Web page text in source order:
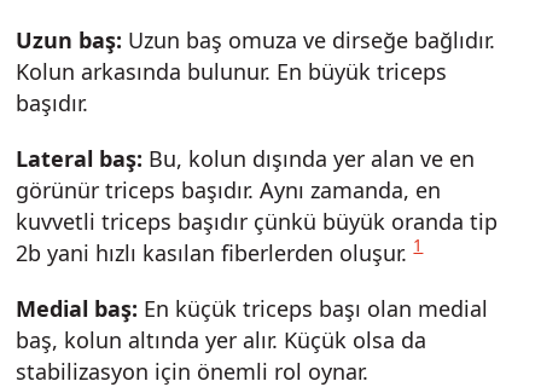
Uzun baş: Uzun baş omuza ve dirseğe bağlıdır.
Kolun arkasında bulunur. En büyük triceps
başıdır.
Lateral baş: Bu, kolun dışında yer alan ve en
görünür triceps başıdır. Aynı zamanda, en
kuvvetli triceps başıdır çünkü büyük oranda tip
2b yani hızlı kasılan fiberlerden oluşur.1
Medial baş: En küçük triceps başı olan medial
baş, kolun altında yer alır. Küçük olsa da
stabilizasyon için önemli rol oynar.